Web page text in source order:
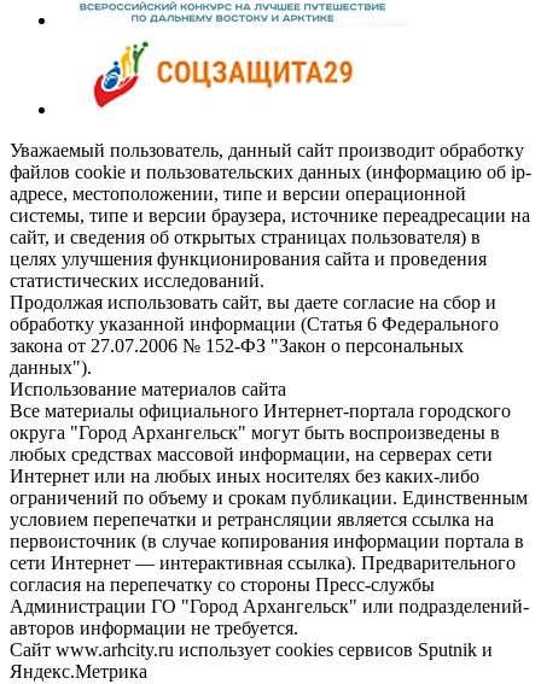
Уважаемый пользователь, данный сайт производит обработку
файлов cookie и пользовательских данных (информацию об ip-
адресе, местоположении, типе и версии операционной
системы, типе и версии браузера, источнике переадресации на
сайт, и сведения об открытых страницах пользователя) в
целях улучшения функционирования сайта и проведения
статистических исследований.
Продолжая использовать сайт, вы даете согласие на сбор и
обработку указанной информации (Статья 6 Федерального
закона от 27.07.2006 № 152-ФЗ "Закон о персональных
данных").
Использование материалов сайта
Все материалы официального Интернет-портала городского
округа "Город Архангельск" могут быть воспроизведены в
любых средствах массовой информации, на серверах сети
Интернет или на любых иных носителях без каких-либо
ограничений по объему и срокам публикации. Единственным
условием перепечатки и ретрансляции является ссылка на
первоисточник (в случае копирования информации портала в
сети Интернет — интерактивная ссылка). Предварительного
согласия на перепечатку со стороны Пресс-службы
Администрации ГО "Город Архангельск" или подразделений-
авторов информации не требуется.
Сайт www.arhcity.ru использует cookies сервисов Sputnik и
Яндекс.Метрика